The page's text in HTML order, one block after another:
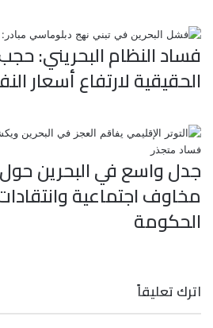
فساد النظام البحريني:
الحقيقية لارتفاع أسعار
جدل واسع في البحرين حول
مخاوف اجتماعية
الحكومة
اترك تعليقاً